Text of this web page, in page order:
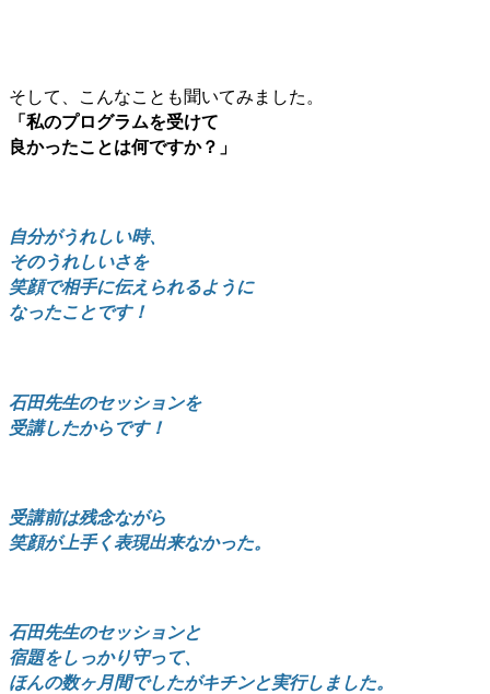
そして、こんなことも聞いてみました。
「私のプログラムを受けて
良かったことは何ですか？」
自分がうれしい時、
そのうれしいさを
笑顔で相手に伝えられるように
なったことです！
石田先生のセッションを
受講したからです！
受講前は残念ながら
笑顔が上手く表現出来なかった。
石田先生のセッションと
宿題をしっかり守って、
ほんの数ヶ月間でしたがキチンと実行しました。